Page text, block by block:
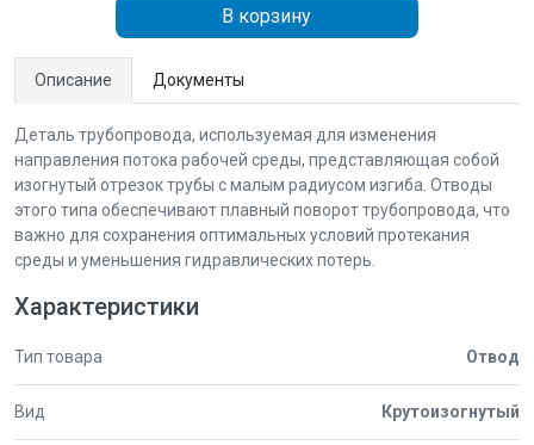
В корзину
Описание Документы
Деталь трубопровода, используемая для изменения
направления потока рабочей среды, представляющая собой
изогнутый отрезок трубы с малым радиусом изгиба. Отводы
этого типа обеспечивают плавный поворот трубопровода, что
важно для сохранения оптимальных условий протекания
среды и уменьшения гидравлических потерь.
Характеристики
Тип товара Отвод
Вид Крутоизогнутый